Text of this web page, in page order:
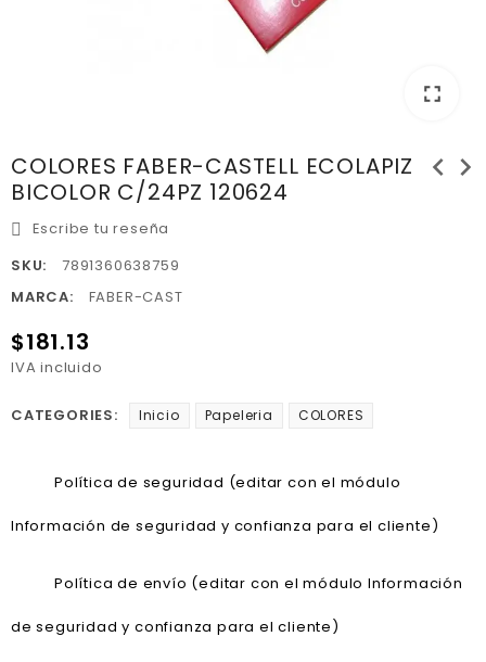
fullscreen
COLORES FABER-CASTELL ECOLAPIZ
BICOLOR C/24PZ 120624
chevron_left chevron_right
Escribe tu reseña
SKU:
7891360638759
MARCA:
FABER-CAST
$181.13
IVA incluido
CATEGORIES: Inicio Papeleria COLORES
Política de seguridad (editar con el módulo
Información de seguridad y confianza para el cliente)
Política de envío (editar con el módulo Información
de seguridad y confianza para el cliente)